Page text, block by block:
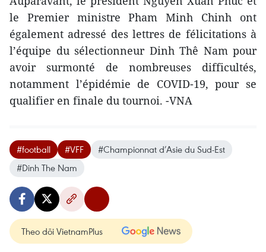
le Premier ministre Pham Minh Chinh ont
également adressé des lettres de félicitations à
l’équipe du sélectionneur Dinh Thê Nam pour
avoir surmonté de nombreuses difficultés,
notamment l’épidémie de COVID-19, pour se
qualifier en finale du tournoi. -VNA
#football #VFF
#Championnat d’Asie du Sud-Est
#Dinh The Nam
Theo dõi VietnamPlus